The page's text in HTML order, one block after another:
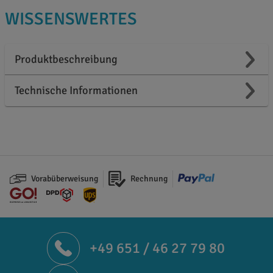
WISSENSWERTES
Produktbeschreibung
Technische Informationen
Vorabüberweisung Rechnung
+49 651 / 46 27 79 80